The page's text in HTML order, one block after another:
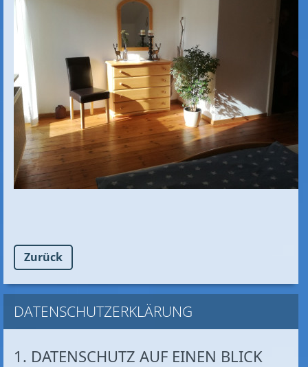
Zurück
DATENSCHUTZ­ERKLÄRUNG
1. DATENSCHUTZ AUF EINEN BLICK